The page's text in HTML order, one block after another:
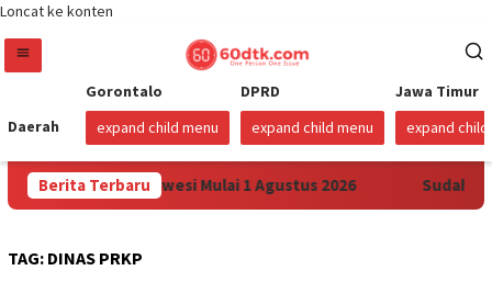
Loncat ke konten
Daerah
Gorontalo
expand child menu
DPRD
expand child menu
Jawa Timur
expand child
Berita Terbaru
Pertamax di Sulawesi Mulai 1 Agustus 2026 Sudah
TAG: DINAS PRKP